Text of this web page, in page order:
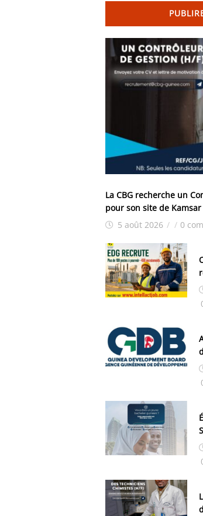
La CBG recherche un
pour son site de Kamsar
5 août 2026 / / 0